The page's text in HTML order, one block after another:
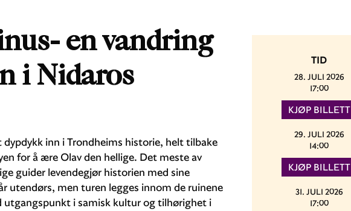
en vandring
i Nidaros
inn i Trondheims historie, helt tilbake
for å ære Olav den hellige. Det meste av
guider levendegjør historien med sine
utendørs, men turen legges innom de ruinene
utgangspunkt i samisk kultur og tilhørighet i
TID
28. JULI 2026
17:00
KJØP BILLETT
29. JULI 2026
14:00
KJØP BILLETT
31. JULI 2026
17:00